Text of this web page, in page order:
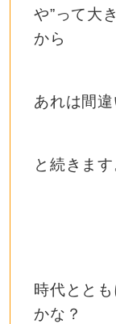
や”って大
から
あれは間
と続きます
時代とと
かな？